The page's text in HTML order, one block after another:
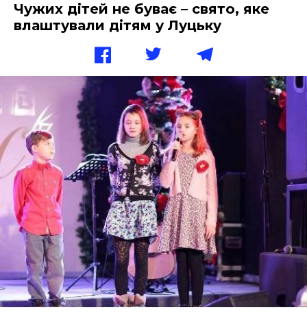
Чужих дітей не буває – свято, яке
влаштували дітям у Луцьку